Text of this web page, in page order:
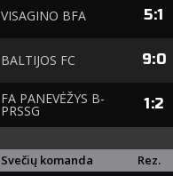
VISAGINO BFA 5:1
BALTIJOS FC 9:0
FA PANEVĖŽYS B-
PRSSG 1:2
Svečių komanda Rez.